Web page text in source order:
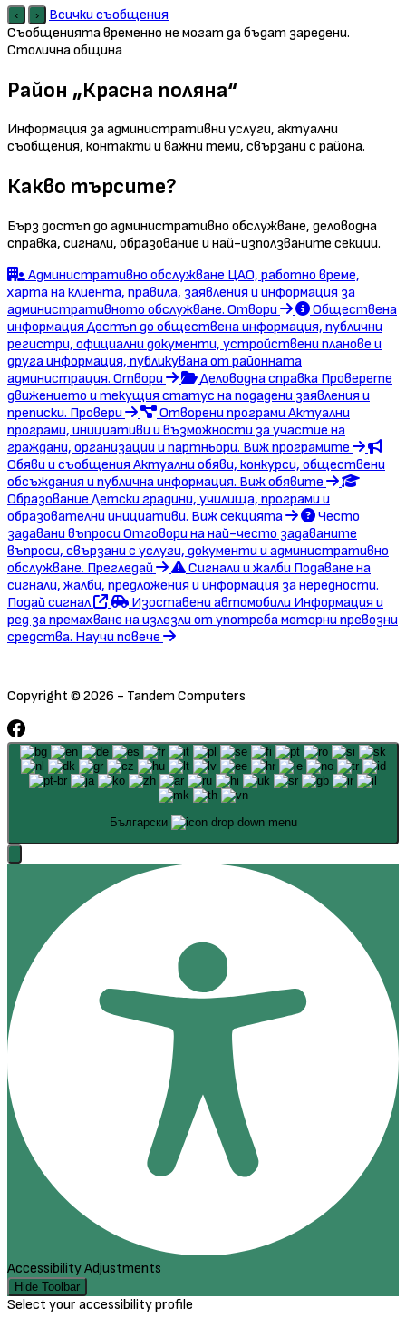
‹ ›
Всички съобщения
Съобщенията временно не могат да бъдат заредени.
Столична община
Район „Красна поляна“
Информация за административни услуги, актуални
съобщения, контакти и важни теми, свързани с района.
Какво търсите?
Бърз достъп до административно обслужване, деловодна
справка, сигнали, образование и най-използваните секции.
Административно обслужване ЦАО, работно време,
харта на клиента, правила, заявления и информация за
административното обслужване. Отвори
Обществена
информацияДостъп до обществена информация, публични
регистри, официални документи, устройствени планове и
друга информация, публикувана от районната
администрация. Отвори Деловодна справка Проверете
движението и текущия статус на подадени заявления и
преписки. Провери Отворени програмиАктуални
програми, инициативи и възможности за участие на
граждани, организации и партньори. Виж програмите
Обяви и съобщения Актуални обяви, конкурси, обществени
обсъждания и публична информация. Виж обявите
Образование Детски градини, училища, програми и
образователни инициативи. Виж секцията
Често
задавани въпросиОтговори на най-често задаваните
въпроси, свързани с услуги, документи и административно
обслужване. Прегледай Сигнали и жалби Подаване на
сигнали, жалби, предложения и информация за нередности.
Подай сигнал
Изоставени автомобили Информация и
ред за премахване на излезли от употреба моторни превозни
средства. Научи повече
Copyright © 2026 - Tandem Computers
Български
Accessibility Adjustments
Hide Toolbar
Select your accessibility profile